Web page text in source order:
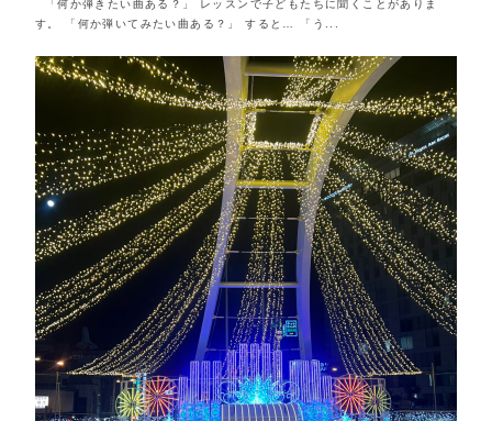
「何か弾きたい曲ある？」 レッスンで子どもたちに聞くことがありま
す。 「何か弾いてみたい曲ある？」 すると… 「う...